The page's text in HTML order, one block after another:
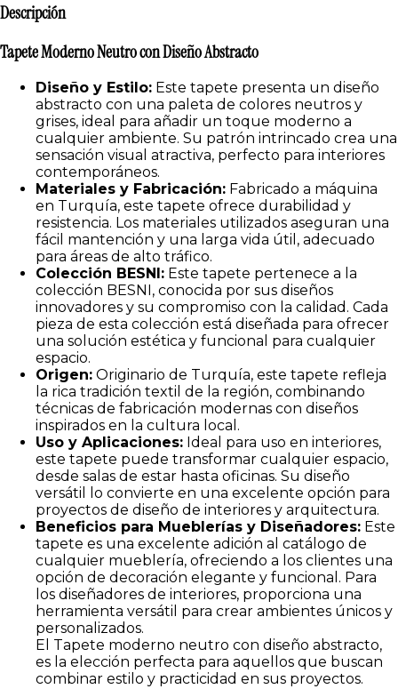
Descripción
Tapete Moderno Neutro con Diseño Abstracto
Diseño y Estilo: Este tapete presenta un diseño
abstracto con una paleta de colores neutros y
grises, ideal para añadir un toque moderno a
cualquier ambiente. Su patrón intrincado crea una
sensación visual atractiva, perfecto para interiores
contemporáneos.
Materiales y Fabricación: Fabricado a máquina
en Turquía, este tapete ofrece durabilidad y
resistencia. Los materiales utilizados aseguran una
fácil mantención y una larga vida útil, adecuado
para áreas de alto tráfico.
Colección BESNI: Este tapete pertenece a la
colección BESNI, conocida por sus diseños
innovadores y su compromiso con la calidad. Cada
pieza de esta colección está diseñada para ofrecer
una solución estética y funcional para cualquier
espacio.
Origen: Originario de Turquía, este tapete refleja
la rica tradición textil de la región, combinando
técnicas de fabricación modernas con diseños
inspirados en la cultura local.
Uso y Aplicaciones: Ideal para uso en interiores,
este tapete puede transformar cualquier espacio,
desde salas de estar hasta oficinas. Su diseño
versátil lo convierte en una excelente opción para
proyectos de diseño de interiores y arquitectura.
Beneficios para Mueblerías y Diseñadores: Este
tapete es una excelente adición al catálogo de
cualquier mueblería, ofreciendo a los clientes una
opción de decoración elegante y funcional. Para
los diseñadores de interiores, proporciona una
herramienta versátil para crear ambientes únicos y
personalizados.
El Tapete moderno neutro con diseño abstracto,
es la elección perfecta para aquellos que buscan
combinar estilo y practicidad en sus proyectos.